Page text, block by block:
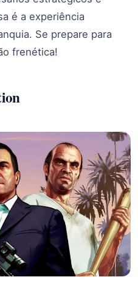
é a experiência
Se prepare para
frenética!